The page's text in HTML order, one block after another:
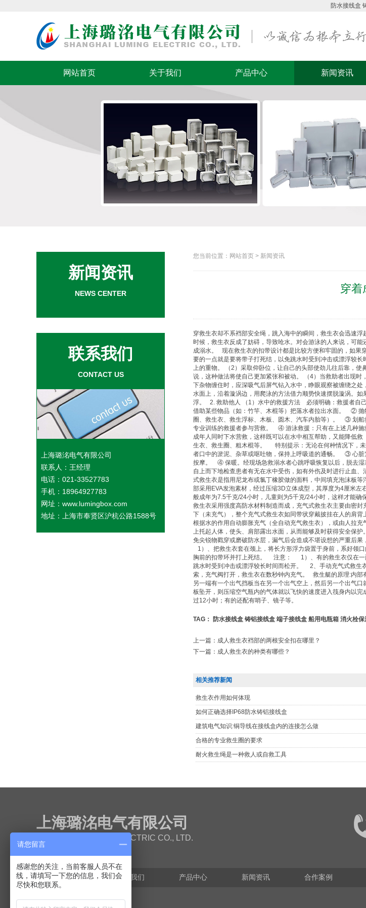
防水接线盒
网站首页 关于我们 产品中心 新闻资讯
新闻资讯
NEWS CENTER
联系我们
CONTACT US
上海璐洺电气有限公司
联系人：王经理
电话：021-33527783
手机：18964927783
网址：www.lumingbox.com
地址：上海市奉贤区沪杭公路1588号
您当前位置：网站首页 > 新闻资讯
穿着
穿救生衣却不系裆部安全绳，跳入海中的瞬间， 救生衣会迅速浮
时候， 救生衣反成了妨碍，导致呛水。对会游泳的人来说，可
成溺水。 现在救生衣的扣带设计都是比较方便和牢固的，如果
要的一点就是要将带子打死结，以免跳水时受到冲击或漂浮较
上的重物。 （2）采取仰卧位，让自己的头部使劲儿往后靠，
说，这种做法将使自己更加紧张和被动。 （4）当救助者出现
下杂物缠住时，应深吸气后屏气钻入水中，睁眼观察被缠绕之
水面上，沿着漩涡边，用爬泳的方法借力顺势快速摆脱漩涡。
浮。 2. 救助他人 （1）水中的救援方法 必须明确：救援者自
借助某些物品（如：竹竿、木棍等）把落水者拉出水面。 ② 抛
圈
救生衣 、救生浮标、木板、圆木、汽车内胎等）。 ③ 划
专业训练的救援者参与营救。 ④ 游泳救援：只有在上述几种施
成年人同时下水营救，这样既可以在水中相互帮助，又能降低
生衣
救生圈 、粗木棍等。 特别提示：无论在何种情况下，
者口中的淤泥、杂草或呕吐物，保持上呼吸道的通畅。 ③ 心脏
按摩。 ④ 保暖。经现场急救溺水者心跳呼吸恢复以后，脱去
自上而下地检查患者有无在水中受伤，如有外伤及时进行止血
式救生衣是指用尼龙布或氯丁橡胶做的面料，中间填充泡沫板
部采用EVA发泡素材，经过压缩3D立体成型，其厚度为4厘米
般成年为7.5千克/24小时，儿童则为5千克/24小时，这样才能
救生衣采用强度高防水材料制造而成，充气式救生衣主要由密封
下（未充气），整个充气式救生衣如同带状穿戴披挂在人的肩背
根据水的作用自动膨胀充气（全自动充气救生衣），或由人拉充
上托起人体，使头、肩部露出水面，从而能够及时获得安全保护
免尖锐物戳穿或磨破防水层，漏气后会造成不堪设想的严重后果
1）、把救生衣套在颈上，将长方形浮力袋置于身前，系好
胸前的扣带环并打上死结。 注意： 1）、有的救生衣仅在
跳水时受到冲击或漂浮较长时间而松开。 2、手动充气式救生
索，充气阀打开， 救生衣在数秒钟内充气。 救生艇的原理:内部
另一端有一个出气挡板当在另一个出气空上，然后另一个出气
板坠开，则压缩空气瓶内的气体就以飞快的速度进入筏身内以完
过12小时；有的还配有哨子、镜子等。
TAG： 防水接线盒 铸铝接线盒 端子接线盒 船用电瓶箱 消火栓保
上一篇： 成人救生衣裆部的两根安全扣在哪里？
下一篇： 成人救生衣的种类有哪些？
相关推荐新闻
救生衣作用如何体现
如何正确选择IP68防水铸铝接线盒
建筑电气知识:铜导线在接线盒内的连接怎么做
合格的专业救生圈的要求
耐火救生绳是一种救人或自救工具
上海璐洺电气有限公司
SHANGHAI LUMING ELECTRIC CO., LTD.
网站首页 关于我们 产品中心 新闻资讯 合作案例
请您留言
感谢您的关注，当前客服人员不在
线，请填写一下您的信息，我们会
尽快和您联系。